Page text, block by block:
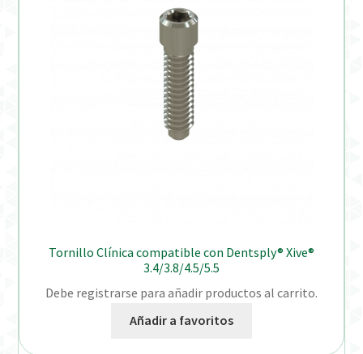
Tornillo Clínica compatible con Dentsply® Xive®
3.4/3.8/4.5/5.5
Debe registrarse para añadir productos al carrito.
Añadir a favoritos